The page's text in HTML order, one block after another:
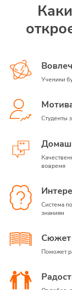
Ученики
Студенты
вовремя
Система
знаниям
Сюжет
Поможет